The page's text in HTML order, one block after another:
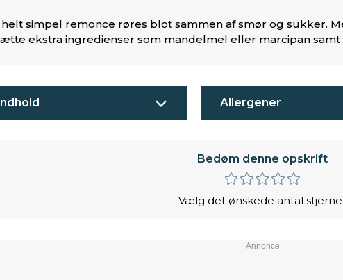
helt simpel remonce røres blot sammen af smør og sukker.
ekstra ingredienser som mandelmel eller marcipan
Allergener
Bedøm denne opskrift
Vælg det ønskede antal